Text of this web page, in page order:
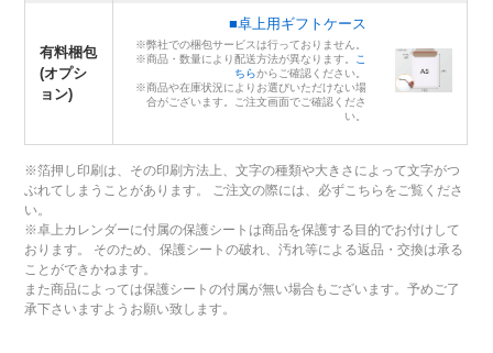
有料梱包
(オプシ
ョン)
■卓上用ギフトケース
※弊社での梱包サービスは行っておりません。
※商品・数量により配送方法が異なります。
こ
ちらからご確認ください。
※商品や在庫状況によりお選びいただけない場
合がございます。ご注文画面でご確認くださ
い。
※箔押し印刷は、その印刷方法上、文字の種類や大きさによって文字がつ
ぶれてしまうことがあります。 ご注文の際には、必ずこちらをご覧くださ
い。
※卓上カレンダーに付属の保護シートは商品を保護する目的でお付けして
おります。 そのため、保護シートの破れ、汚れ等による返品・交換は承る
ことができかねます。
また商品によっては保護シートの付属が無い場合もございます。予めご了
承下さいますようお願い致します。